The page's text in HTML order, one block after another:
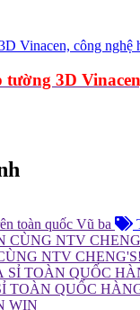
3D
toàn quốc Vũ ba
NTV CHENG'S!
TOÀN QUỐC